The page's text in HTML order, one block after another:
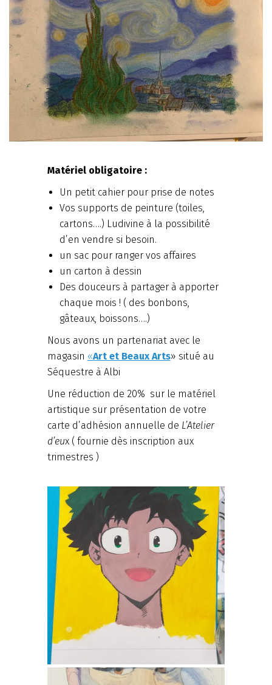
Matériel obligatoire :
Un petit cahier pour prise de notes
Vos supports de peinture (toiles,
cartons….) Ludivine à la possibilité
d’en vendre si besoin.
un sac pour ranger vos affaires
un carton à dessin
Des douceurs à partager à apporter
chaque mois ! ( des bonbons,
gâteaux, boissons….)
Nous avons un partenariat avec le
magasin «Art et Beaux Arts» situé au
Séquestre à Albi
Une réduction de 20% sur le matériel
artistique sur présentation de votre
carte d’adhésion annuelle de L’Atelier
d’eux ( fournie dès inscription aux
trimestres )